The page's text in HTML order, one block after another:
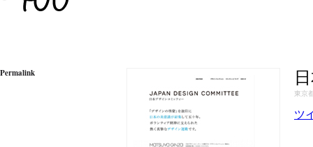
Permalink
東京
ツ